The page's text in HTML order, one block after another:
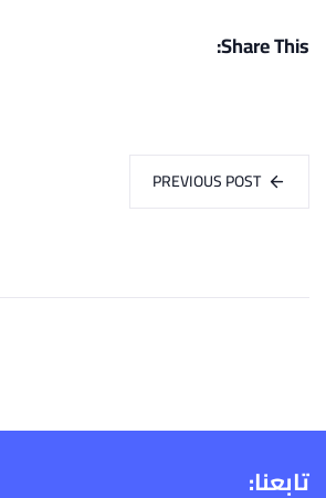
Share This:
PREVIOUS POST
تابعنا: